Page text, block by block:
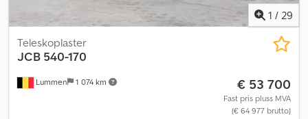
1 / 29
Lummen 1 074 km
Teleskoplaster
JCB 540-170
€ 53 700
Fast pris pluss MVA
(€ 64 977 brutto)